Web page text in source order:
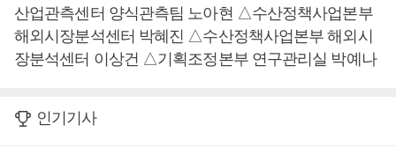
산업관측센터 양식관측팀 노아현 △수산정책사업본부
해외시장분석센터 박혜진 △수산정책사업본부 해외시
장분석센터 이상건 △기획조정본부 연구관리실 박예나
인기기사